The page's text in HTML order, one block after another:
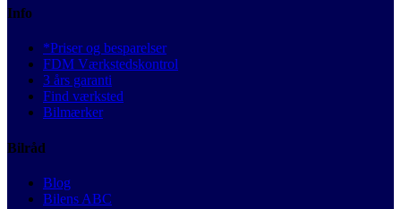
Info
*Priser og besparelser
FDM Værkstedskontrol
3 års garanti
Find værksted
Bilmærker
Bilråd
Blog
Bilens ABC